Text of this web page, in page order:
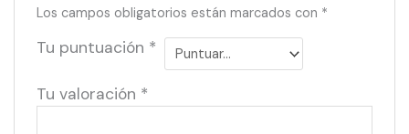
Los campos obligatorios están marcados con *
Tu puntuación *
Tu valoración *